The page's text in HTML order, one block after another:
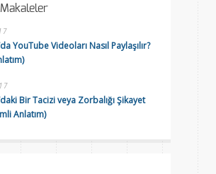
YouTube Videoları Nasıl Paylaşılır?
Bir Tacizi veya Zorbalığı Şikayet
Anlatım)